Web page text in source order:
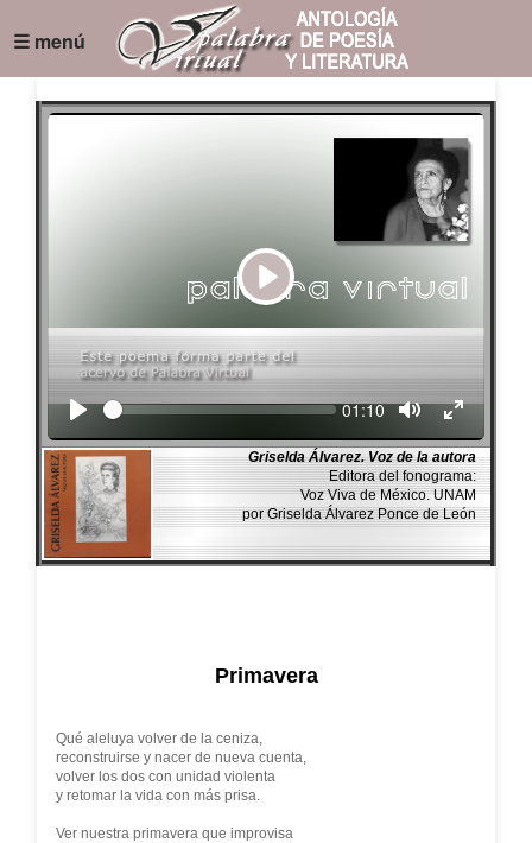
☰ menú
Play
Seek Current
01:10
Griselda Álvarez. Voz de la autora
Editora del fonograma:
Voz Viva de México. UNAM
por Griselda Álvarez Ponce de León
Primavera
Qué aleluya volver de la ceniza,
reconstruirse y nacer de nueva cuenta,
volver los dos con unidad violenta
y retomar la vida con más prisa.
Ver nuestra primavera que improvisa